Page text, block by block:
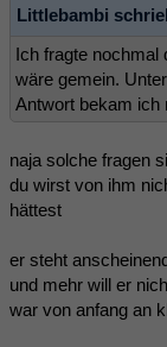
Littlebambi
Ich fragte nochmal
wäre gemein.
Antwort bekam ich
naja solche fragen
du wirst von ihm
hättest
er steht
und mehr will er
war von anfang an